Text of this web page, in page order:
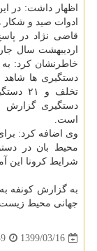
ادوات صید و
قاضی نژاد در
اردیبهشت سال
خاطرنشان کرد:
دستگیری ها شاهد
دستگیری گزارش
است.
وی اضافه کرد:
محیط بان در
شرایط کرونا این
جهانی محیط
1399/03/16